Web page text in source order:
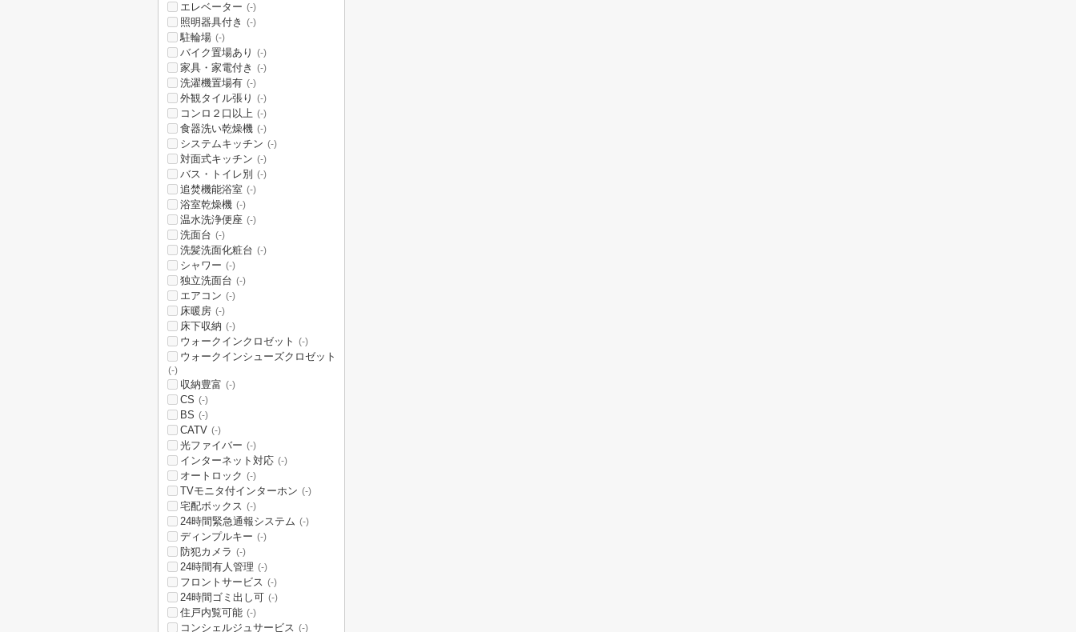
エレベーター (-)
照明器具付き (-)
駐輪場 (-)
バイク置場あり (-)
家具・家電付き (-)
洗濯機置場有 (-)
外観タイル張り (-)
コンロ２口以上 (-)
食器洗い乾燥機 (-)
システムキッチン (-)
対面式キッチン (-)
バス・トイレ別 (-)
追焚機能浴室 (-)
浴室乾燥機 (-)
温水洗浄便座 (-)
洗面台 (-)
洗髪洗面化粧台 (-)
シャワー (-)
独立洗面台 (-)
エアコン (-)
床暖房 (-)
床下収納 (-)
ウォークインクロゼット (-)
ウォークインシューズクロゼット
(-)
収納豊富 (-)
CS (-)
BS (-)
CATV (-)
光ファイバー (-)
インターネット対応 (-)
オートロック (-)
TVモニタ付インターホン (-)
宅配ボックス (-)
24時間緊急通報システム (-)
ディンプルキー (-)
防犯カメラ (-)
24時間有人管理 (-)
フロントサービス (-)
24時間ゴミ出し可 (-)
住戸内覧可能 (-)
コンシェルジュサービス (-)